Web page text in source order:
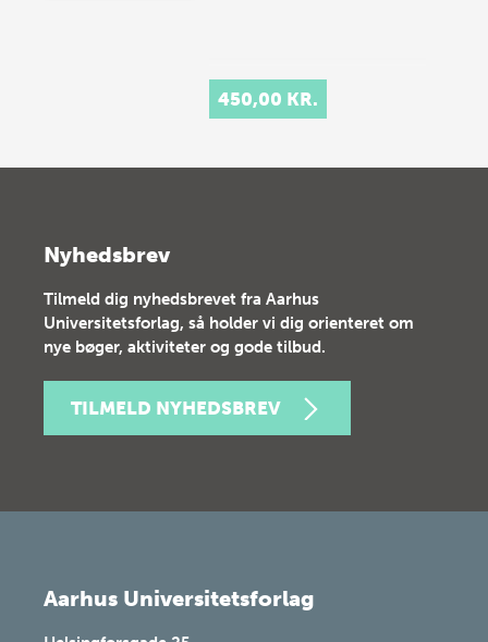
450,00 KR.
Nyhedsbrev
Tilmeld dig nyhedsbrevet fra Aarhus
Universitetsforlag, så holder vi dig orienteret om
nye bøger, aktiviteter og gode tilbud.
TILMELD NYHEDSBREV
Aarhus Universitetsforlag